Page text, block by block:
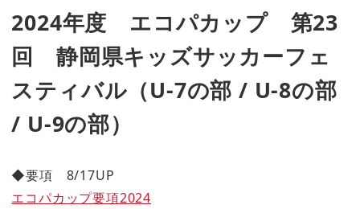
2024年度 エコパカップ 第23
回 静岡県キッズサッカーフェ
スティバル（U-7の部 / U-8の部
/ U-9の部）
◆要項 8/17UP
エコパカップ要項2024